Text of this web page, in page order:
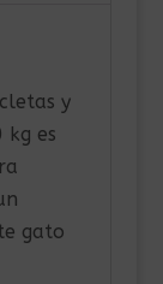
y
kg es
gato